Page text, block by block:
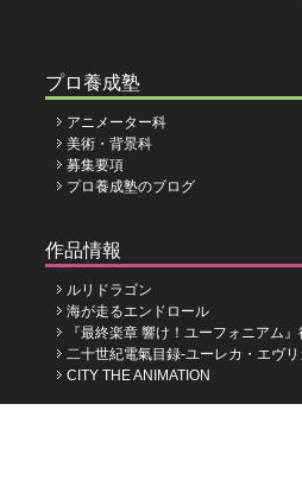
プロ養成塾
アニメーター科
美術・背景科
募集要項
プロ養成塾のブログ
作品情報
ルリドラゴン
海が走るエンドロール
『最終楽章 響け！ユーフォニアム
二十世紀電氣目録-ユーレカ・エヴ
CITY THE ANIMATION